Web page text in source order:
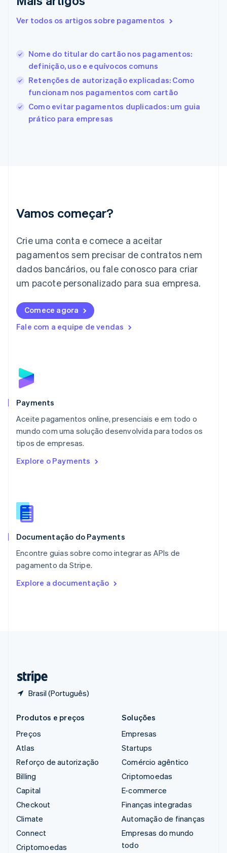
Ver todos os artigos sobre pagamentos
Nome do titular do cartão nos pagamentos:
definição, uso e equívocos comuns
Retenções de autorização explicadas: Como
funcionam nos pagamentos com cartão
Como evitar pagamentos duplicados: um guia
prático para empresas
Vamos começar?
Crie uma conta e comece a aceitar
pagamentos sem precisar de contratos nem
dados bancários, ou fale conosco para criar
um pacote personalizado para sua empresa.
Comece agora
Fale com a equipe de vendas
Payments
Aceite pagamentos online, presenciais e em todo o
mundo com uma solução desenvolvida para todos os
tipos de empresas.
Explore o Payments
Documentação do Payments
Encontre guias sobre como integrar as APIs de
pagamento da Stripe.
Explore a documentação
Brasil (Português)
Eslovênia
Espanha
English Español简体中文
Estônia
Finlândia
EnglishSvenska
França
Gibraltar
English
Italiano English
日本語English
Letônia
Liechtenstein
Lituânia
English
Luxemburgo
Malta
English
EspañolEnglish
English
Nova Zelândia
English
NederlandsEnglish
Português
RAE de Hong Kong, China
Reino Unido
República Tcheca
English
English
Produtos e preços
Preços
Atlas
Reforço de autorização
Billing
Capital
Checkout
Climate
Connect
Criptomoedas
Soluções
Empresas
Startups
Comércio agêntico
Criptomoedas
E-commerce
Finanças integradas
Automação de finanças
Empresas do mundo
todo